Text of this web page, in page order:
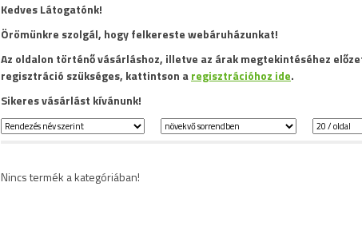
Kedves Látogatónk!
Örömünkre szolgál, hogy felkereste webáruházunkat!
Az oldalon történő vásárláshoz, illetve az árak megtekintéséhez
regisztráció szükséges, kattintson aregisztrációhoz ide.
Sikeres vásárlást kívánunk!
Nincs termék a kategóriában!